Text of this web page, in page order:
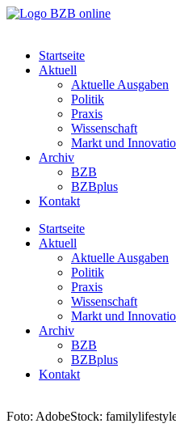
Startseite
Aktuell
Aktuelle Ausgaben
Politik
Praxis
Wissenschaft
Markt und
Archiv
BZB
BZBplus
Kontakt
Startseite
Aktuell
Aktuelle Ausgaben
Politik
Praxis
Wissenschaft
Markt und
Archiv
BZB
BZBplus
Kontakt
Foto: AdobeStock: